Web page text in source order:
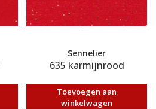
Sennelier
635 karmijnrood
Toevoegen aan
winkelwagen